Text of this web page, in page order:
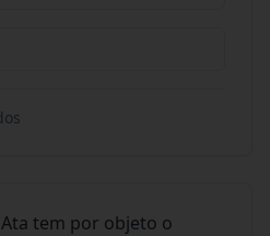
s
tem por objeto o